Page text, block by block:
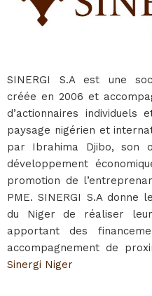
SINERGI S.A est une
créée en 2006 et
d’actionnaires
paysage nigérien et
par Ibrahima Djibo, son
développement
promotion de
PME. SINERGI S.A donne
du Niger de réaliser
apportant des
accompagnement de
Sinergi Niger